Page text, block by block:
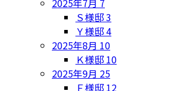
2025年7月 7
Ｓ様邸3
Ｙ様邸4
2025年8月 10
Ｋ様邸 10
2025年9月 25
Ｆ様邸 12